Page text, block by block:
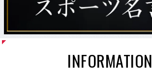
INFORMATION